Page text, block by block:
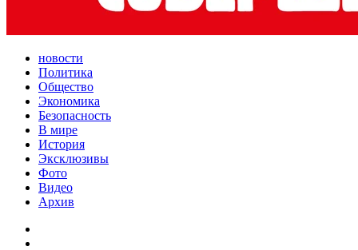
новости
Политика
Общество
Экономика
Безопасность
В мире
История
Эксклюзивы
Фото
Видео
Архив